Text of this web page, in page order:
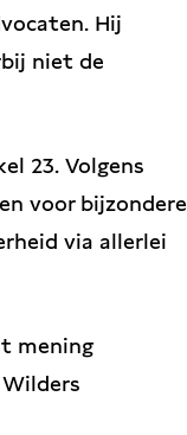
Hij
niet de
23. Volgens
voor bijzondere
via allerlei
mening